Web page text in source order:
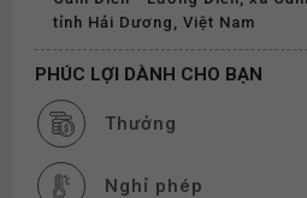
tỉnh Hải Dương, Việt Nam
PHÚC LỢI DÀNH CHO BẠN
Thưởng
Nghỉ phép